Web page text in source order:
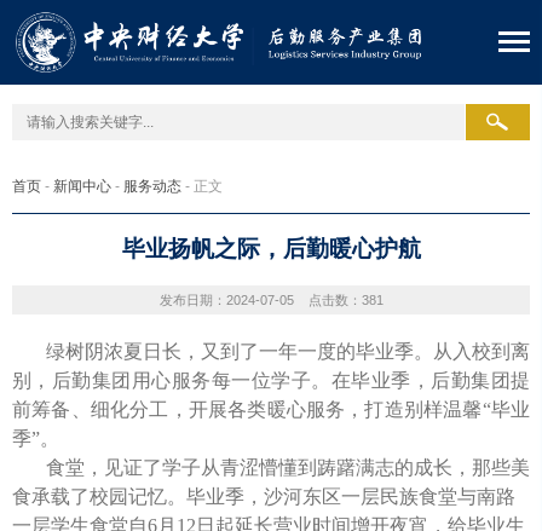
首页 - 新闻中心 - 服务动态 - 正文
毕业扬帆之际，后勤暖心护航
发布日期：2024-07-05 点击数： 381
绿树阴浓夏日长，又到了一年一度的毕业季。从入校到离
别，后勤集团用心服务每一位学子。在毕业季，后勤集团提
前筹备、细化分工，开展各类暖心服务，打造别样温馨“毕业
季”。
食堂，见证了学子从青涩懵懂到踌躇满志的成长，那些美
食承载了校园记忆。毕业季，沙河东区一层民族食堂与南路
一层学生食堂自6月12日起延长营业时间增开夜宵，给毕业生